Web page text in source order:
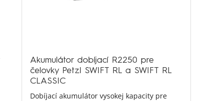
Akumulátor dobíjací R2250 pre
čelovky Petzl SWIFT RL a SWIFT RL
CLASSIC
Dobíjací akumulátor vysokej kapacity pre